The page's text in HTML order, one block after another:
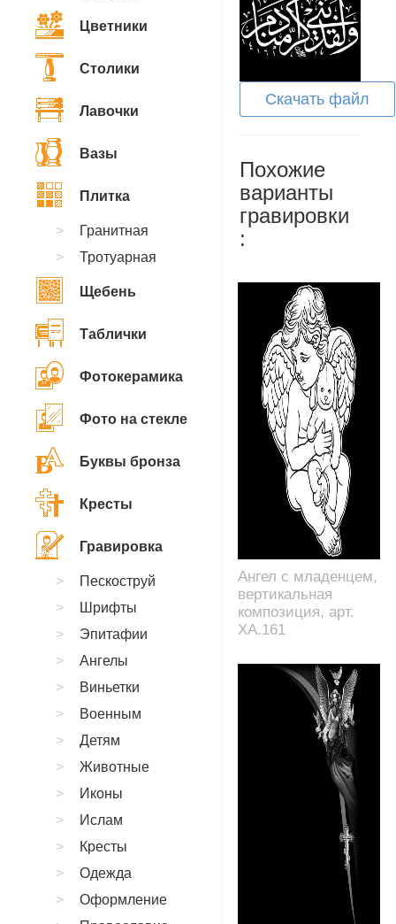
Скачать файл
Похожие
варианты
гравировки
:
Ангел с младенцем,
вертикальная
композиция, арт.
XA.161
Цветники
Столики
Лавочки
Вазы
Плитка
Гранитная
Тротуарная
Щебень
Таблички
Фотокерамика
Фото на стекле
Буквы бронза
Кресты
Гравировка
Пескоструй
Шрифты
Эпитафии
Ангелы
Виньетки
Военным
Детям
Животные
Иконы
Ислам
Кресты
Одежда
Оформление